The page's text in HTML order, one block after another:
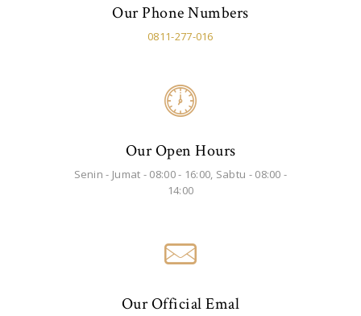
Our Phone Numbers
0811-277-016
Our Open Hours
Senin - Jumat - 08:00 - 16:00, Sabtu - 08:00 -
14:00
Our Official Emal